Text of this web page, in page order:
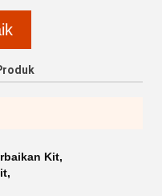
Kit,
,